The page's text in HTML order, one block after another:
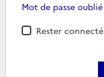
Mot de passe oublié
Rester connecté